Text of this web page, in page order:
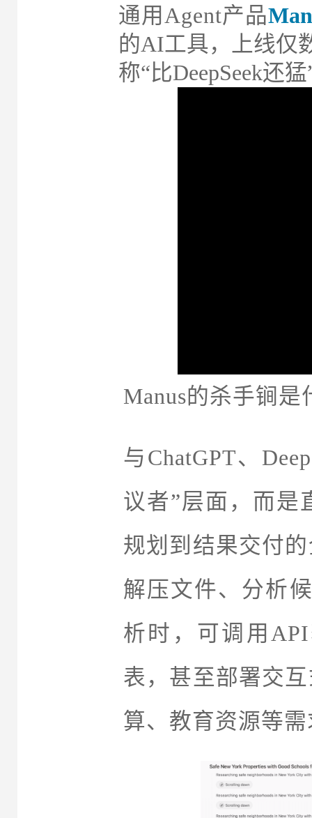
通用Agent产品
的AI工具，上线仅
称“比DeepSeek还
Manus的杀手锏是
与 ChatGPT、
议者”层面，而是
规划到结果交付
解压文件、分析
析时，可调用
表，甚至部署交
算、教育资源等